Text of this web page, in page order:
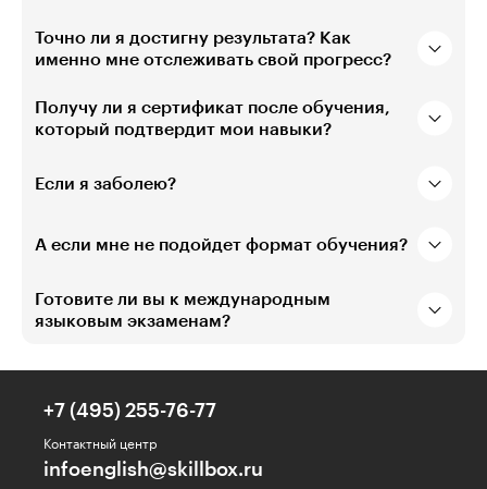
Точно ли я достигну результата? Как
именно мне отслеживать свой прогресс?
Получу ли я сертификат после обучения,
который подтвердит мои навыки?
Если я заболею?
А если мне не подойдет формат обучения?
Готовите ли вы к международным
языковым экзаменам?
+7 (495) 255-76-77
Контактный центр
infoenglish@skillbox.ru